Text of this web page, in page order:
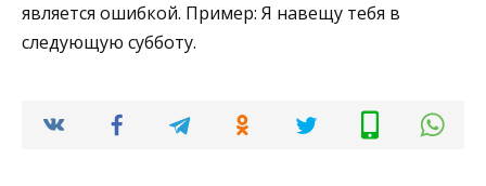
является ошибкой. Пример: Я навещу тебя в
следующую субботу.